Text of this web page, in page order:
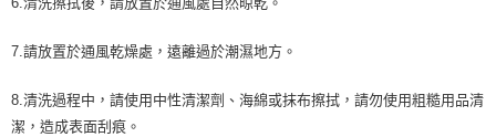
7.請放置於通風乾燥處，遠離過於潮濕地方。
8.清洗過程中，請使用中性清潔劑、海綿或抹布擦拭，請勿使用粗糙用品清
潔，造成表面刮痕。